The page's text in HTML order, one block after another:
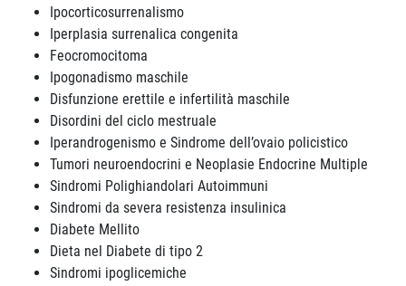
Ipocorticosurrenalismo
Iperplasia surrenalica congenita
Feocromocitoma
Ipogonadismo maschile
Disfunzione erettile e infertilità maschile
Disordini del ciclo mestruale
Iperandrogenismo e Sindrome dell’ovaio policistico
Tumori neuroendocrini e Neoplasie Endocrine Multiple
Sindromi Polighiandolari Autoimmuni
Sindromi da severa resistenza insulinica
Diabete Mellito
Dieta nel Diabete di tipo 2
Sindromi ipoglicemiche